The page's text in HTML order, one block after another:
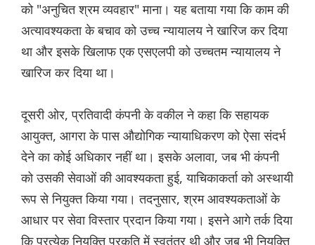
को "अनुचित श्रम व्यवहार" माना। यह बताया गया कि काम की
अत्यावश्यकता के बचाव को उच्च न्यायालय ने खारिज कर दिया
था और इसके खिलाफ एक एसएलपी को उच्चतम न्यायालय ने
खारिज कर दिया था।
दूसरी ओर, प्रतिवादी कंपनी के वकील ने कहा कि सहायक
आयुक्त, आगरा के पास औद्योगिक न्यायाधिकरण को ऐसा संदर्भ
देने का कोई अधिकार नहीं था। इसके अलावा, जब भी कंपनी
को उसकी सेवाओं की आवश्यकता हुई, याचिकाकर्ता को अस्थायी
रूप से नियुक्त किया गया। तदनुसार, श्रम आवश्यकताओं के
आधार पर सेवा विस्तार प्रदान किया गया। इसने आगे तर्क दिया
कि प्रत्येक नियुक्ति प्रकृति में स्वतंत्र थी और जब भी नियुक्ति